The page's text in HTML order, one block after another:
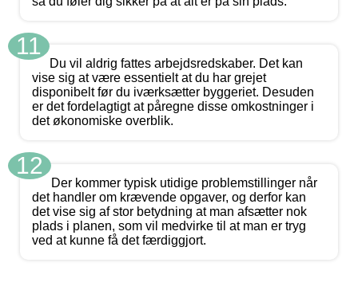
11
Du vil aldrig fattes arbejdsredskaber. Det kan
vise sig at være essentielt at du har grejet
disponibelt før du iværksætter byggeriet. Desuden
er det fordelagtigt at påregne disse omkostninger i
det økonomiske overblik.
12
Der kommer typisk utidige problemstillinger når
det handler om krævende opgaver, og derfor kan
det vise sig af stor betydning at man afsætter nok
plads i planen, som vil medvirke til at man er tryg
ved at kunne få det færdiggjort.